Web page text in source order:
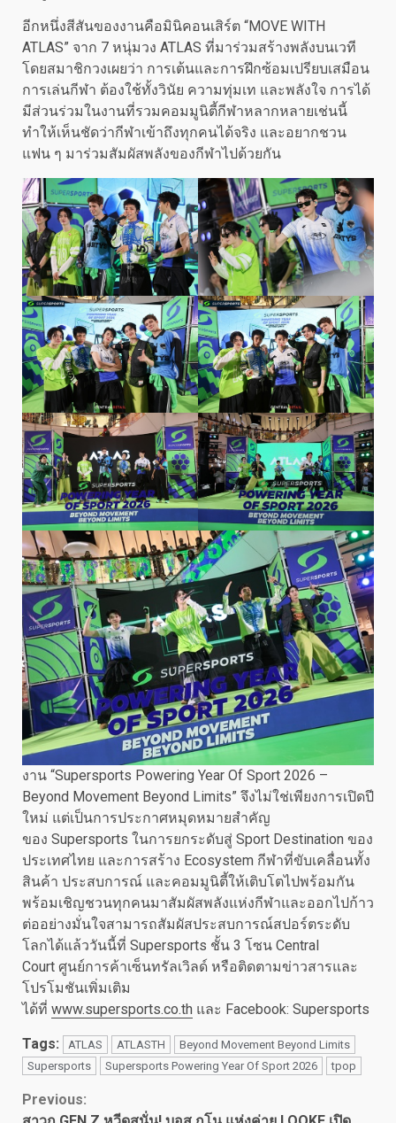
อีกหนึ่งสีสันของงานคือมินิคอนเสิร์ต “MOVE WITH
ATLAS” จาก 7 หนุ่มวง ATLAS ที่มาร่วมสร้างพลังบนเวที
โดยสมาชิกวงเผยว่า การเต้นและการฝึกซ้อมเปรียบเสมือน
การเล่นกีฬา ต้องใช้ทั้งวินัย ความทุ่มเท และพลังใจ การได้
มีส่วนร่วมในงานที่รวมคอมมูนิตี้กีฬาหลากหลายเช่นนี้
ทำให้เห็นชัดว่ากีฬาเข้าถึงทุกคนได้จริง และอยากชวน
แฟน ๆ มาร่วมสัมผัสพลังของกีฬาไปด้วยกัน
งาน “Supersports Powering Year Of Sport 2026 –
Beyond Movement Beyond Limits” จึงไม่ใช่เพียงการเปิดปี
ใหม่ แต่เป็นการประกาศหมุดหมายสำคัญ
ของ Supersports ในการยกระดับสู่ Sport Destination ของ
ประเทศไทย และการสร้าง Ecosystem กีฬาที่ขับเคลื่อนทั้ง
สินค้า ประสบการณ์ และคอมมูนิตี้ให้เติบโตไปพร้อมกัน
พร้อมเชิญชวนทุกคนมาสัมผัสพลังแห่งกีฬาและออกไปก้าว
ต่ออย่างมั่นใจสามารถสัมผัสประสบการณ์สปอร์ตระดับ
โลกได้แล้ววันนี้ที่ Supersports ชั้น 3 โซน Central
Court ศูนย์การค้าเซ็นทรัลเวิลด์ หรือติดตามข่าวสารและ
โปรโมชันเพิ่มเติม
ได้ที่ www.supersports.co.th และ Facebook: Supersports
Tags: ATLAS ATLASTH
Beyond Movement Beyond Limits
Supersports
Supersports Powering Year Of Sport 2026 tpop
Continue
Previous: